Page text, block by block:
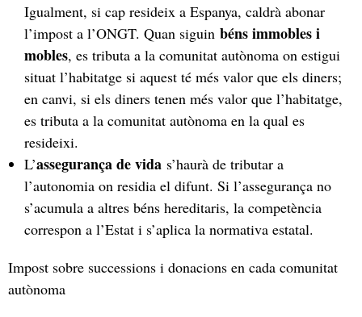
Igualment, si cap resideix a Espanya, caldrà abonar
l’impost a l’ONGT. Quan siguin béns immobles i
mobles, es tributa a la comunitat autònoma on estigui
situat l’habitatge si aquest té més valor que els diners;
en canvi, si els diners tenen més valor que l’habitatge,
es tributa a la comunitat autònoma en la qual es
resideixi.
L’assegurança de vida s’haurà de tributar a
l’autonomia on residia el difunt. Si l’assegurança no
s’acumula a altres béns hereditaris, la competència
correspon a l’Estat i s’aplica la normativa estatal.
Impost sobre successions i donacions en cada comunitat
autònoma